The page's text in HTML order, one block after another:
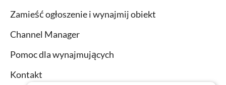
Zamieść ogłoszenie i wynajmij obiekt
Channel Manager
Pomoc dla wynajmujących
Kontakt